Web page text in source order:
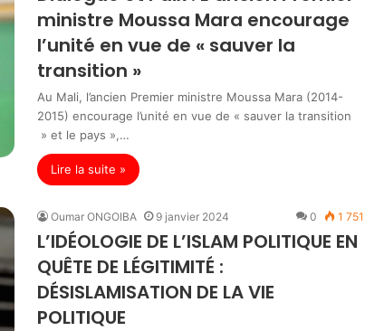
ministre Moussa Mara encourage
l’unité en vue de « sauver la
transition »
Au Mali, l’ancien Premier ministre Moussa Mara (2014-
2015) encourage l’unité en vue de « sauver la transition
» et le pays »,…
Lire la suite »
Oumar ONGOIBA 9 janvier 2024 0 1 751
L’IDÉOLOGIE DE L’ISLAM POLITIQUE EN
QUÊTE DE LÉGITIMITÉ :
DÉSISLAMISATION DE LA VIE
POLITIQUE